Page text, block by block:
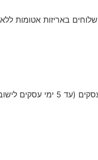
באריזות אטומות